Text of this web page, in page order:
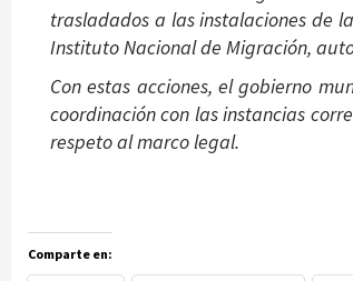
trasladados a las instalaciones de
Instituto Nacional de Migración,
Con estas acciones, el gobierno
coordinación con las instancias
respeto al marco legal.
Comparte en: